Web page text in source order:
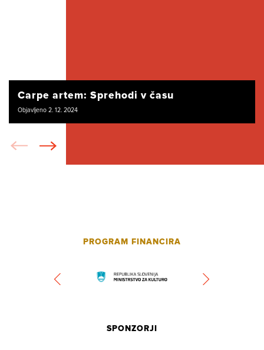
Carpe artem: Sprehodi v času
Objavljeno 2. 12. 2024
PROGRAM FINANCIRA
SPONZORJI